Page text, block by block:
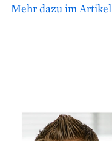
Mehr dazu im